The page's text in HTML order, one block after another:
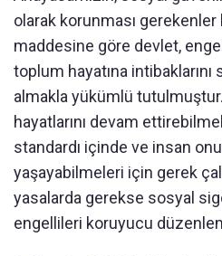
olarak korunması gerekenler
maddesine göre devlet,
toplum hayatına intibaklarını
almakla yükümlü
hayatlarını devam
standardı içinde ve insan
yaşayabilmeleri için gerek
yasalarda gerekse sosyal
engellileri koruyucu